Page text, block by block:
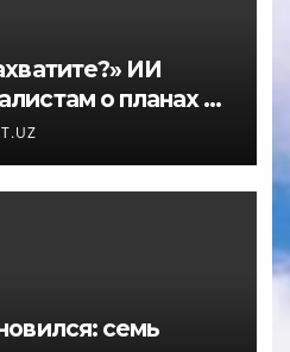
ИИ
о планах по
большом
семь